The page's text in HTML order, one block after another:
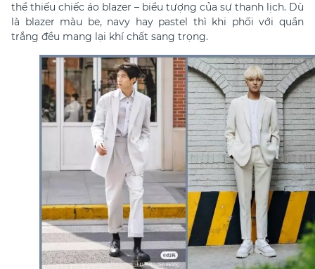
thể thiếu chiếc áo blazer – biểu tượng của sự thanh lịch. Dù
là blazer màu be, navy hay pastel thì khi phối với quần
trắng đều mang lại khí chất sang trọng.